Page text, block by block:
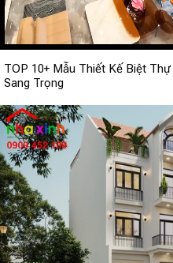
TOP 10+ Mẫu Thiết Kế Biệt
Sang Trọng